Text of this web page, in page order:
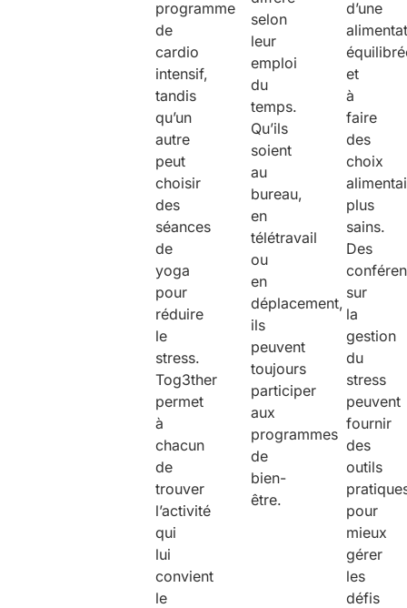
programme
de
cardio
intensif,
tandis
qu’un
autre
peut
choisir
des
séances
de
yoga
pour
réduire
le
stress.
Tog3ther
permet
à
chacun
de
trouver
l’activité
qui
lui
convient
le
selon
leur
emploi
du
temps.
Qu’ils
soient
au
bureau,
en
télétravail
ou
en
déplacement,
ils
peuvent
toujours
participer
aux
programmes
de
bien-
être.
d’une
et
à
faire
des
choix
plus
sains.
Des
sur
la
gestion
du
stress
peuvent
fournir
des
outils
pour
mieux
gérer
les
défis